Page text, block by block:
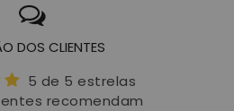
DOS CLIENTES
5 de 5 estrelas
recomendam